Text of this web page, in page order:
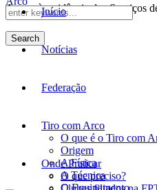
Anexo à residência dos Serviços
Search
Início
Notícias
Federação
Tiro com Arco
O que é o Tiro com
Origem
A Física
A Técnica
O Equipamento
Onde Praticar
O que preciso?